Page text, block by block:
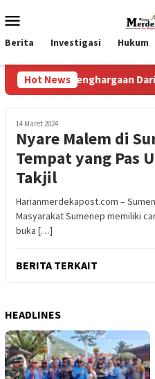
ke
kontenMobile
Berita Investigasi Hukum
Hot News
Penghargaan Dari
14 Maret 2024
Nyare Malem di
Tempat yang Pas
Takjil
Harianmerdekapost.com –
Masyarakat Sumenep memiliki
buka […]
BERITA TERKAIT
HEADLINES